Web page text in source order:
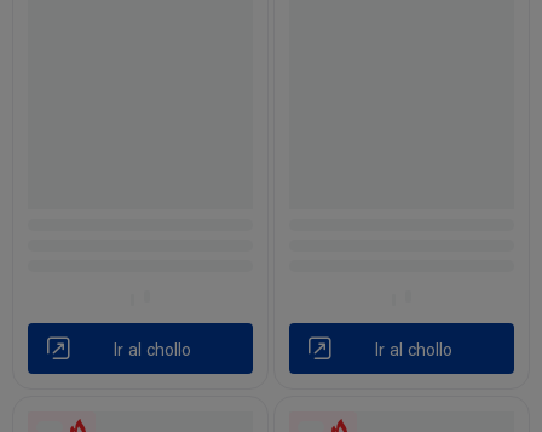
Ir al chollo Ir al chollo